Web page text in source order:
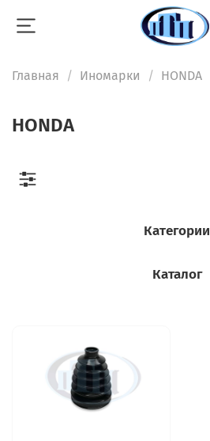
Главная Иномарки HONDA
HONDA
Категории
Каталог